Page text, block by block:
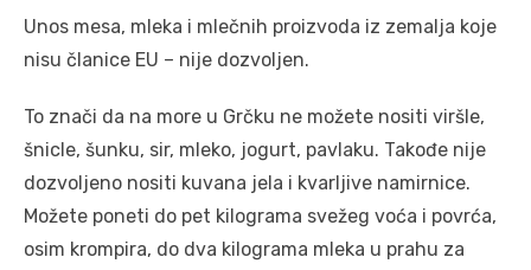
Unos mesa, mleka i mlečnih proizvoda iz zemalja koje
nisu članice EU – nije dozvoljen.
To znači da na more u Grčku ne možete nositi viršle,
šnicle, šunku, sir, mleko, jogurt, pavlaku. Takođe nije
dozvoljeno nositi kuvana jela i kvarljive namirnice.
Možete poneti do pet kilograma svežeg voća i povrća,
osim krompira, do dva kilograma mleka u prahu za